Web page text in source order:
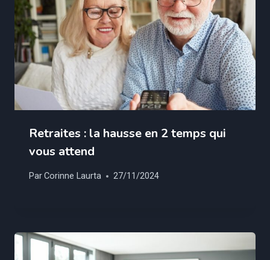
Retraites : la hausse en 2 temps qui
vous attend
ParCorinne Laurta 27/11/2024